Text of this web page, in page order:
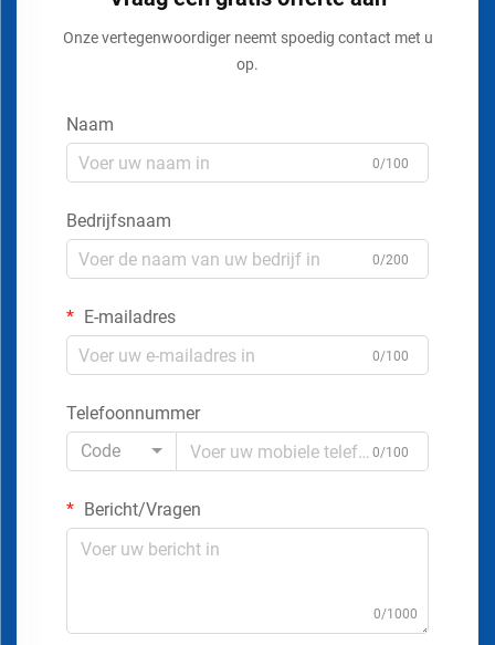
Onze vertegenwoordiger neemt spoedig contact met u
op.
Naam
0/100
Bedrijfsnaam
0/200
E-mailadres
0/100
Telefoonnummer
Code
0/100
Bericht/Vragen
0/1000